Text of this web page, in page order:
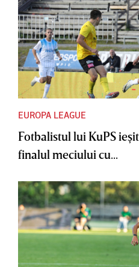
EUROPA LEAGUE
Fotbalistul lui KuPS
finalul meciului cu...